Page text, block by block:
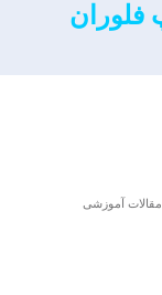
فلوران
مقالات آموزشی